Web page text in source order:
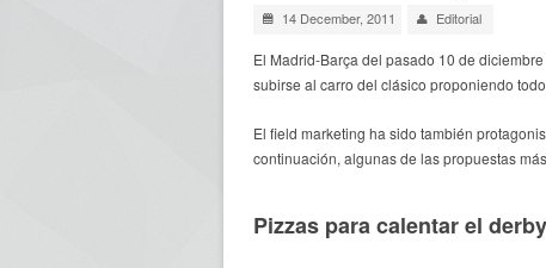
14 December, 2011 Editorial
El Madrid-Barça del pasado 10 de
subirse al carro del clásico proponiendo
El field marketing ha sido también
continuación, algunas de las propuestas
Pizzas para calentar el derby